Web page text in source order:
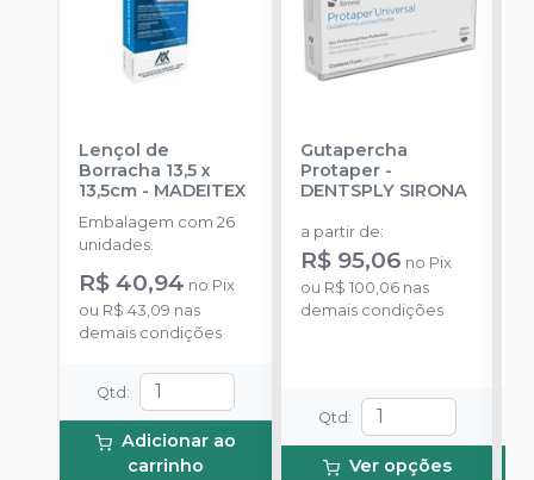
Lençol de
Borracha 13,5 x
13,5cm - MADEITEX
Embalagem com 26
unidades.
R$ 40,94 no Pix
ou R$ 43,09 nas
demais condições
Qtd :
Adicionar ao
carrinho
Gutapercha
Protaper-
DENTSPLY SIRONA
a partir de:
R$ 95,06 no Pix
ou R$ 100,06nas
demais condições
Qtd :
Ver opções